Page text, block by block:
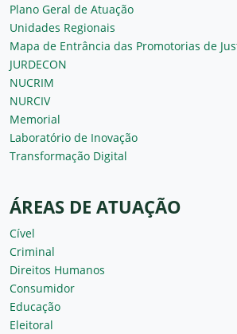
Plano Geral de Atuação
Unidades Regionais
Mapa de Entrância das Promotorias de
JURDECON
NUCRIM
NURCIV
Memorial
Laboratório de Inovação
Transformação Digital
ÁREAS DE ATUAÇÃO
Cível
Criminal
Direitos Humanos
Consumidor
Educação
Eleitoral